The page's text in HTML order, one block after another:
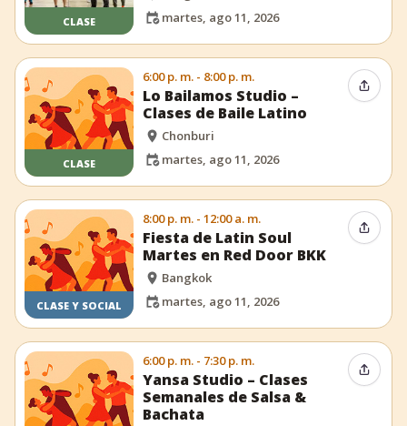
CLASE
martes, ago 11, 2026
CLASE
6:00 p. m. - 8:00 p. m.
Lo Bailamos Studio –
Clases de Baile Latino
Chonburi
martes, ago 11, 2026
CLASE Y SOCIAL
8:00 p. m. - 12:00 a. m.
Fiesta de Latin Soul
Martes en Red Door BKK
Bangkok
martes, ago 11, 2026
6:00 p. m. - 7:30 p. m.
Yansa Studio – Clases
Semanales de Salsa &
Bachata